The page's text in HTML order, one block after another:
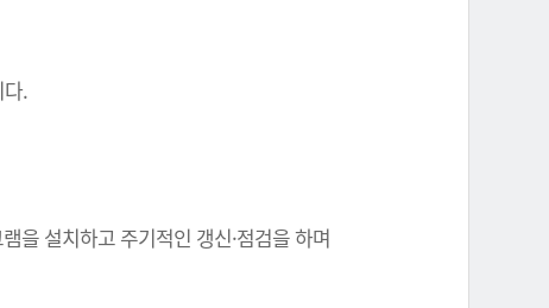
.
을 설치하고 주기적인 갱신·점검을 하며